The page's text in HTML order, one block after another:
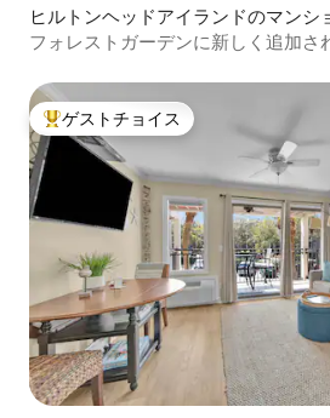
ヒルトンヘッドアイランドのマンシ
ート
フォレストガーデンに新しく追加さ
大好評のゲストチョイスです。
ゲストチョイス